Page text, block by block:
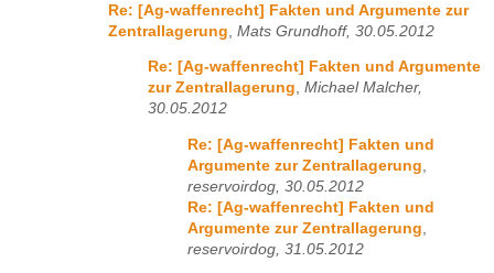
Re: [Ag-waffenrecht] Fakten und Argumente zur
Zentrallagerung Mats Grundhoff, 30.05.2012
Re: [Ag-waffenrecht] Fakten und Argumente
zur Zentrallagerung, Michael Malcher,
30.05.2012
Re: [Ag-waffenrecht] Fakten und
Argumente zur Zentrallagerung
reservoirdog, 30.05.2012
Re: [Ag-waffenrecht] Fakten und
Argumente zur Zentrallagerung
reservoirdog, 31.05.2012